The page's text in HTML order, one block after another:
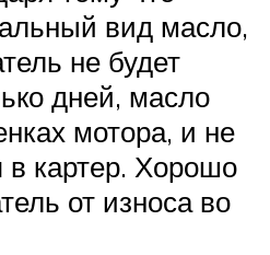
вид масло,
не будет
дней, масло
мотора, и не
в картер. Хорошо
от износа во